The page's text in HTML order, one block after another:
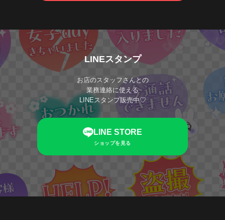
LINEスタンプ
お店のスタッフさんとの
業務連絡に使える
LINEスタンプ販売中♡
LINE STORE
ショップを見る